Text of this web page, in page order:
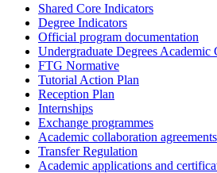
Shared Core Indicators
Degree Indicators
Official program documentation
Undergraduate Degrees Academic
FTG Normative
Tutorial Action Plan
Reception Plan
Internships
Exchange programmes
Academic collaboration agreements
Transfer Regulation
Academic applications and